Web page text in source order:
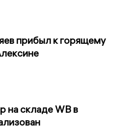
прибыл к горящему
на складе WB в